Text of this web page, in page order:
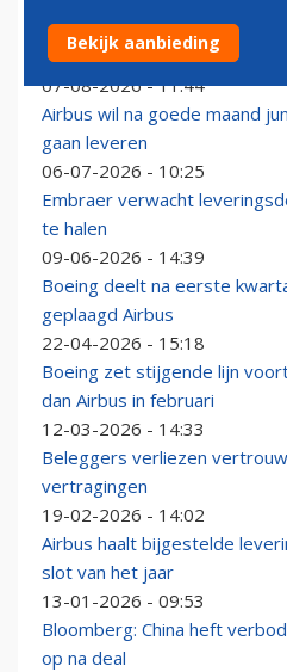
Airbus op koers voor
orderportefeuille verder
07-08-2026 - 11:44
Airbus wil na goede maand
gaan leveren
06-07-2026 - 10:25
Embraer verwacht
te halen
09-06-2026 - 14:39
Boeing deelt na eerste
geplaagd Airbus
22-04-2026 - 15:18
Boeing zet stijgende lijn
dan Airbus in februari
12-03-2026 - 14:33
Beleggers verliezen
vertragingen
19-02-2026 - 14:02
Airbus haalt bijgestelde
slot van het jaar
13-01-2026 - 09:53
Bloomberg: China heft
op na deal
Bekijk aanbieding